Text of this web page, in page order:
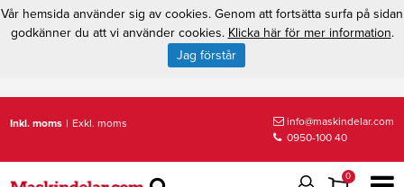
Inkl. moms | Exkl. moms
info@maskindelar.com
0950-100 40
0
Vår hemsida använder sig av cookies. Genom att fortsätta surfa på sidan
godkänner du att vi använder cookies. Klicka här för mer information.
Jag förstår